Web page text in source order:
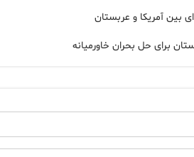
بین آمریکا و عربستان
برای حل بحران خاورمیانه